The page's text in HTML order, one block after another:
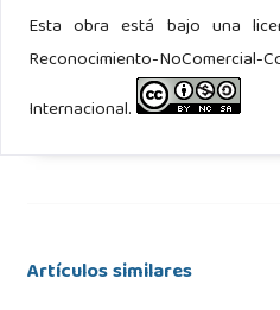
https://doi.org/10.18257/
Wheeler, M., & Hendon, H.
multivariate MJO index:
de la lluvia en Colombia a escala
Esta obra está bajo una
Reconocimiento-
Internacional.
Artículos similares